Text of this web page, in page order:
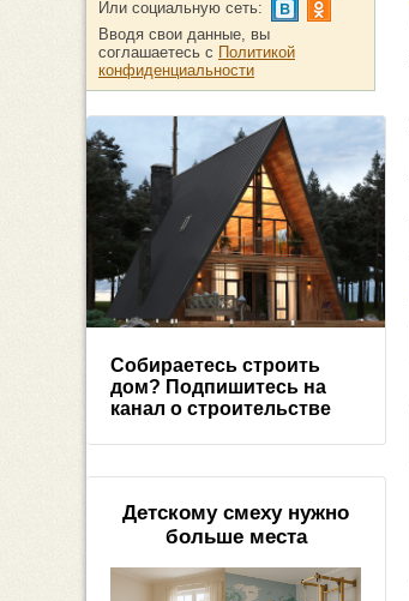
Или социальную сеть:
Вводя свои данные, вы
соглашаетесь с Политикой
конфиденциальности
Собираетесь строить
дом? Подпишитесь на
канал о строительстве
Детскому смеху нужно
больше места